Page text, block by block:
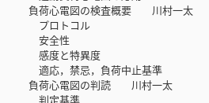
負荷心電図の検査概要 川村一太
プロトコル
安全性
感度と特異度
適応，禁忌，負荷中止基準
負荷心電図の判読 川村一太
判定基準